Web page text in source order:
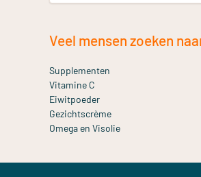
Veel mensen zoeken
Supplementen
Vitamine C
Eiwitpoeder
Gezichtscrème
Omega en Visolie